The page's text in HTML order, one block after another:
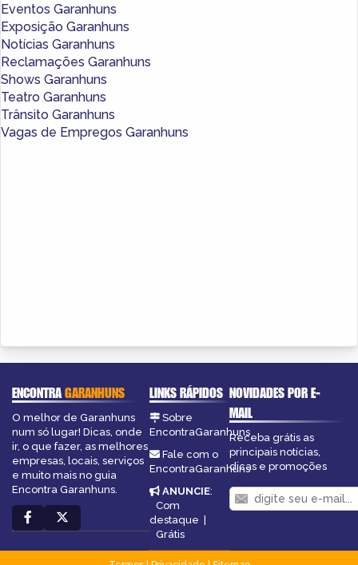
Eventos Garanhuns
Exposição Garanhuns
Notícias Garanhuns
Reclamações Garanhuns
Shows Garanhuns
Teatro Garanhuns
Trânsito Garanhuns
Vagas de Empregos Garanhuns
ENCONTRAGARANHUNS
O melhor de Garanhuns
num só lugar! Dicas, onde
ir, o que fazer, as melhores
empresas, locais, serviços
e muito mais no guia
Encontra Garanhuns.
LINKS RÁPIDOS
Sobre
EncontraGaranhuns
Fale com o
EncontraGaranhuns
ANUNCIE:
Com
destaque
Grátis
NOVIDADES POR E-
MAIL
Receba grátis as
principais notícias,
dicas e promoções